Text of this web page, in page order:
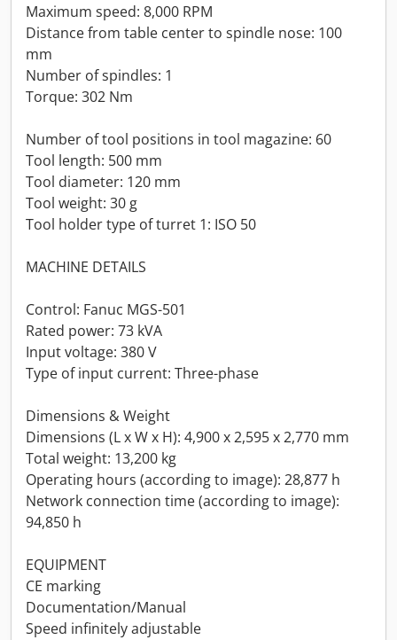
Maximum speed: 8,000 RPM
Distance from table center to spindle nose: 100
mm
Number of spindles: 1
Torque: 302 Nm
Number of tool positions in tool magazine: 60
Tool length: 500 mm
Tool diameter: 120 mm
Tool weight: 30 g
Tool holder type of turret 1: ISO 50
MACHINE DETAILS
Control: Fanuc MGS-501
Rated power: 73 kVA
Input voltage: 380 V
Type of input current: Three-phase
Dimensions & Weight
Dimensions (L x W x H): 4,900 x 2,595 x 2,770 mm
Total weight: 13,200 kg
Operating hours (according to image): 28,877 h
Network connection time (according to image):
94,850 h
EQUIPMENT
CE marking
Documentation/Manual
Speed infinitely adjustable